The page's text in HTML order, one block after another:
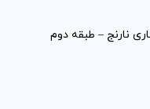
نارنج – طبقه دوم